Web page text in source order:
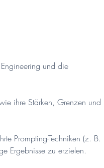
und die
ihre Stärken, Grenzen und
Prompting-Techniken (z. B.
Ergebnisse zu erzielen.